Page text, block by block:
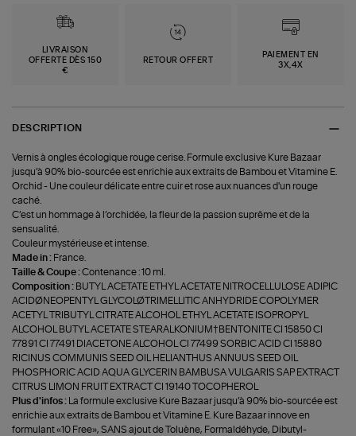
LIVRAISON
OFFERTE DÈS 150
€
RETOUR OFFERT
PAIEMENT EN
3X,4X
DESCRIPTION
Vernis à ongles écologique rouge cerise. Formule exclusive Kure Bazaar
jusqu’à 90% bio-sourcée est enrichie aux extraits de Bambou et Vitamine E.
Orchid - Une couleur délicate entre cuir et rose aux nuances d'un rouge
caché.
C’est un hommage à l’orchidée, la fleur de la passion suprême et de la
sensualité.
Couleur mystérieuse et intense.
Made in : France.
Taille & Coupe :Contenance : 10 ml.
Composition : BUTYL ACETATE ETHYL ACETATE NITROCELLULOSE ADIPIC
ACIDØNEOPENTYL GLYCOLØTRIMELLITIC ANHYDRIDE COPOLYMER
ACETYL TRIBUTYL CITRATE ALCOHOL ETHYL ACETATE ISOPROPYL
ALCOHOL BUTYL ACETATE STEARALKONIUM†BENTONITE CI 15850 CI
77891 CI 77491 DIACETONE ALCOHOL CI 77499 SORBIC ACID CI 15880
RICINUS COMMUNIS SEED OIL HELIANTHUS ANNUUS SEED OIL
PHOSPHORIC ACID AQUA GLYCERIN BAMBUSA VULGARIS SAP EXTRACT
CITRUS LIMON FRUIT EXTRACT CI 19140 TOCOPHEROL
Plus d'infos :
La formule exclusive Kure Bazaar jusqu’à 90% bio-sourcée est
enrichie aux extraits de Bambou et Vitamine E. Kure Bazaar innove en
formulant «10 Free», SANS ajout de Toluène, Formaldéhyde, Dibutyl-